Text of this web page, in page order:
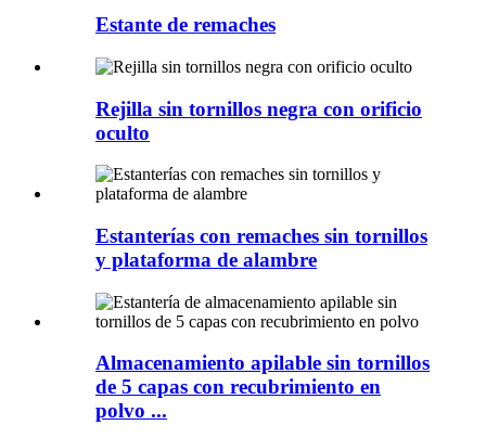
Estante de remaches
Rejilla sin tornillos negra con orificio
oculto
Estanterías con remaches sin tornillos
y plataforma de alambre
Almacenamiento apilable sin tornillos
de 5 capas con recubrimiento en
polvo ...